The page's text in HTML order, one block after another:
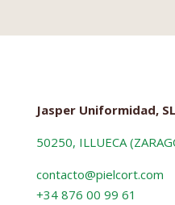
Jasper Uniformidad, SL
50250, ILLUECA
contacto@pielcort.com
+34 876 00 99 61